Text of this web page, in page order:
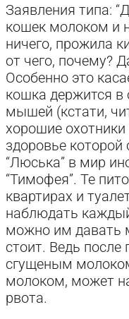
Заявления типа:
кошек молоком и
ничего, прожила
от чего, почему?
Особенно это
кошка держится в
мышей (кстати,
хорошие
здоровье которой
“Люська” в мир
“Тимофея”. Те
квартирах и
наблюдать
можно им давать
стоит. Ведь
сгущеным
молоком, может
рвота.